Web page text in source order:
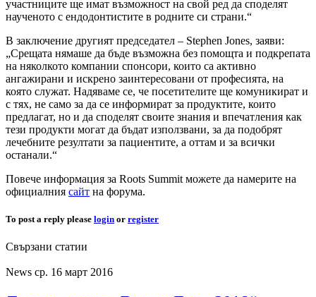
участниците ще имат възможност на свой ред да споделят
наученото с ендодонтистите в родните си страни.“
В заключение другият председател – Stephen Jones, заяви:
„Срещата нямаше да бъде възможна без помощта и подкрепата
на няколкото компании спонсори, които са активно
ангажирани и искрено заинтересовани от професията, на
която служат. Надяваме се, че посетителите ще комуникират и
с тях, не само за да се информират за продуктите, които
предлагат, но и да споделят своите знания и впечатления как
тези продукти могат да бъдат използвани, за да подобрят
лечебните резултати за пациентите, а оттам и за всички
останали.“
Повече информация за Roots Summit можете да намерите на
официалния сайт на форума.
To post a reply please login or register
Свързани статии
News ср. 16 март 2016